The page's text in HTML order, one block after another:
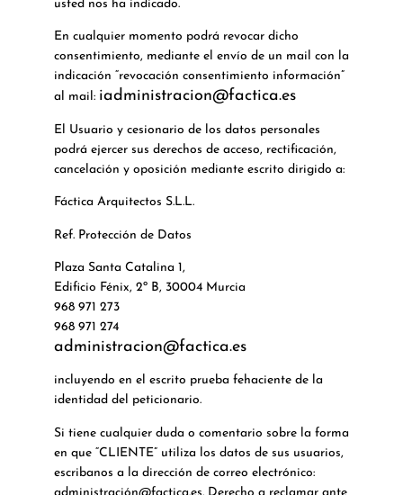
usted nos ha indicado.
En cualquier momento podrá revocar dicho
consentimiento, mediante el envío de un mail con la
indicación “revocación consentimiento información”
al mail: iadministracion@factica.es
El Usuario y cesionario de los datos personales
podrá ejercer sus derechos de acceso, rectificación,
cancelación y oposición mediante escrito dirigido a:
Fáctica Arquitectos S.L.L.
Ref. Protección de Datos
Plaza Santa Catalina 1,
Edificio Fénix, 2º B, 30004 Murcia
968 971 273
968 971 274
administracion@factica.es
incluyendo en el escrito prueba fehaciente de la
identidad del peticionario.
Si tiene cualquier duda o comentario sobre la forma
en que “CLIENTE” utiliza los datos de sus usuarios,
escribanos a la dirección de correo electrónico: